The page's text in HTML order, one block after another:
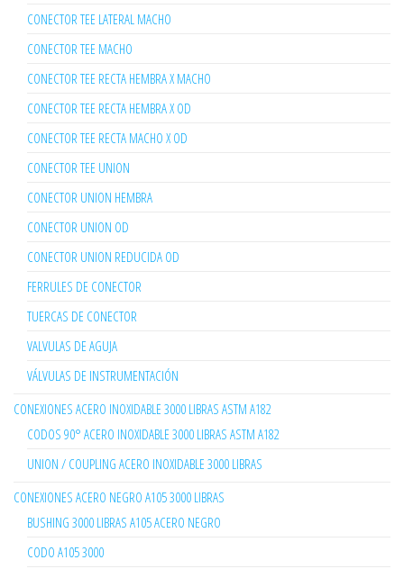
CONECTOR TEE LATERAL MACHO
CONECTOR TEE MACHO
CONECTOR TEE RECTA HEMBRA X MACHO
CONECTOR TEE RECTA HEMBRA X OD
CONECTOR TEE RECTA MACHO X OD
CONECTOR TEE UNION
CONECTOR UNION HEMBRA
CONECTOR UNION OD
CONECTOR UNION REDUCIDA OD
FERRULES DE CONECTOR
TUERCAS DE CONECTOR
VALVULAS DE AGUJA
VÁLVULAS DE INSTRUMENTACIÓN
CONEXIONES ACERO INOXIDABLE 3000 LIBRAS ASTM A182
CODOS 90° ACERO INOXIDABLE 3000 LIBRAS ASTM A182
UNION / COUPLING ACERO INOXIDABLE 3000 LIBRAS
CONEXIONES ACERO NEGRO A105 3000 LIBRAS
BUSHING 3000 LIBRAS A105 ACERO NEGRO
CODO A105 3000